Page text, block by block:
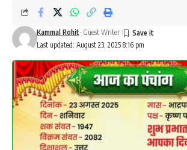
Last updated: August 23, 2025 8:16 pm
Kammal Rohit- Guest Writer